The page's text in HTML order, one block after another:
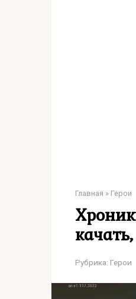
Главная » Герои
Рубрика: Герои